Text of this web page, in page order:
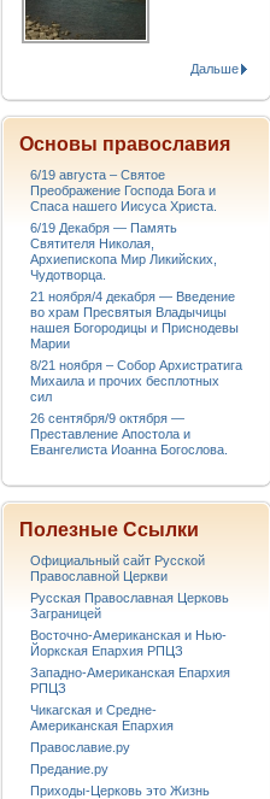
Дальше
Основы православия
6/19 августа – Святое
Преображение Господа Бога и
Спаса нашего Иисуса Христа.
6/19 Декабря — Память
Святителя Николая,
Архиепископа Мир Ликийских,
Чудотворца.
21 ноября/4 декабря — Введение
во храм Пресвятыя Владычицы
нашея Богородицы и Приснодевы
Марии
8/21 ноября – Собор Архистратига
Михаила и прочих бесплотных
сил
26 сентября/9 октября —
Преставление Апостола и
Евангелиста Иоанна Богослова.
Полезные Ссылки
Официальный сайт Русской
Православной Церкви
Русская Православная Церковь
Заграницей
Восточно-Американская и Нью-
Йоркская Епархия РПЦЗ
Западно-Американская Епархия
РПЦЗ
Чикагская и Средне-
Американская Епархия
Православие.ру
Предание.ру
Приходы-Церковь это Жизнь